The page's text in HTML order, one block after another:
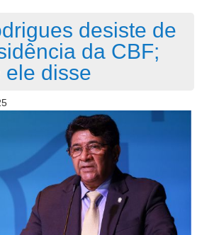
desiste de
da CBF;
ele disse